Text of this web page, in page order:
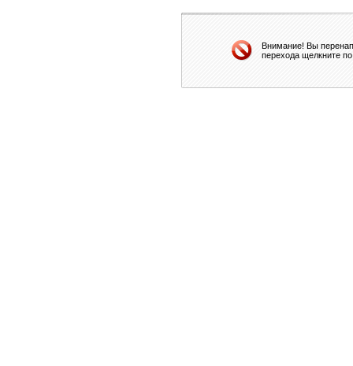
Внимание! Вы
перехода щелкните